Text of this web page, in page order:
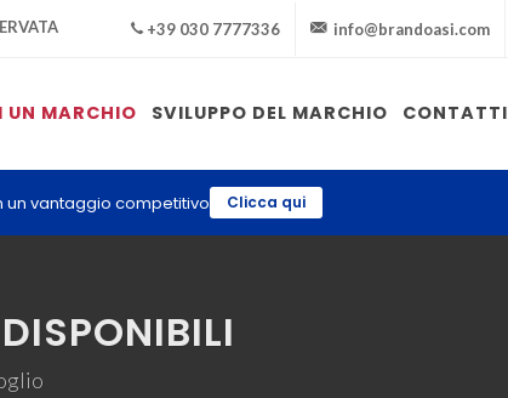
+39 030 7777336 info@brandoasi.com
UN MARCHIO SVILUPPO DEL MARCHIO CONTATTI
vantaggio competitivo Clicca qui